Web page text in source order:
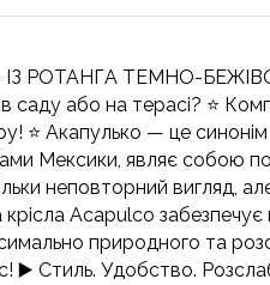
РОТАНГА ТЕМНО-
в саду або на терасі? ⭐️
⭐️ Акапулько — це
Мексики, являє собою
неповторний
Acapulco
природного та
▶️ Стиль. Удобство.